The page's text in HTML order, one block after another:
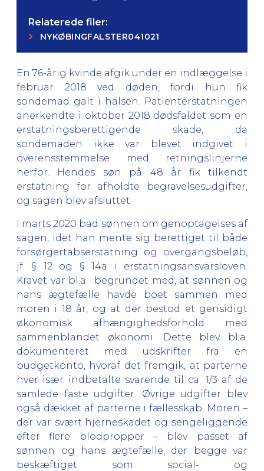
Relaterede filer:
NYKØBINGFALSTER041021
En 76-årig kvinde afgik under en indlæggelse i
februar 2018 ved døden, fordi hun fik
sondemad galt i halsen. Patienterstatningen
anerkendte i oktober 2018 dødsfaldet som en
erstatningsberettigende skade, da
sondemaden ikke var blevet indgivet i
overensstemmelse med retningslinjerne
herfor. Hendes søn på 48 år fik tilkendt
erstatning for afholdte begravelsesudgifter,
og sagen blev afsluttet.
I marts 2020 bad sønnen om genoptagelses af
sagen, idet han mente sig berettiget til både
forsørgertabserstatning og overgangsbeløb,
jf. § 12 og § 14a i erstatningsansvarsloven.
Kravet var bl.a. begrundet med, at sønnen og
hans ægtefælle havde boet sammen med
moren i 18 år, og at der bestod et gensidigt
økonomisk afhængighedsforhold med
sammenblandet økonomi. Dette blev bl.a.
dokumenteret med udskrifter fra en
budgetkonto, hvoraf det fremgik, at parterne
hver især indbetalte svarende til ca. 1/3 af de
samlede faste udgifter. Øvrige udgifter blev
også dækket af parterne i fællesskab. Moren –
der var svært hjerneskadet og sengeliggende
efter flere blodpropper – blev passet af
sønnen og hans ægtefælle, der begge var
beskæftiget som social- og